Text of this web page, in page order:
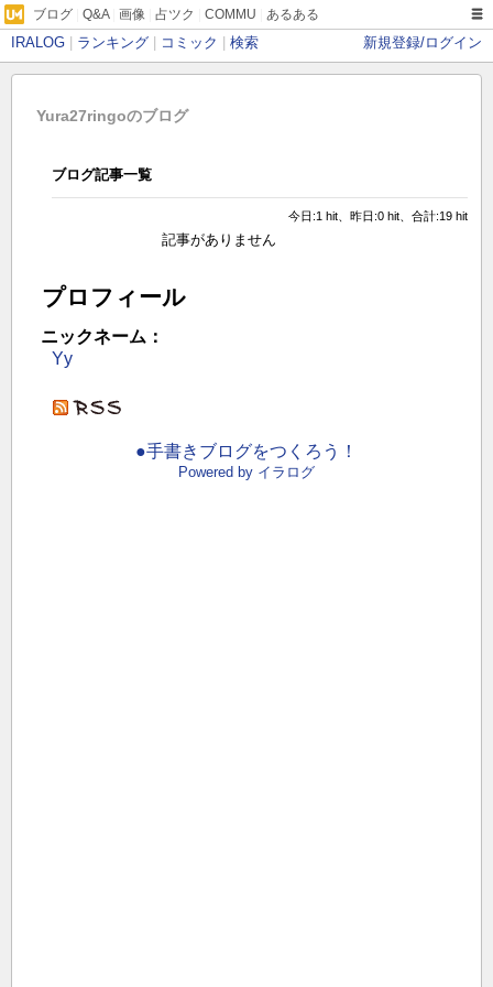
ブログ Q&A| 画像 占ツク COMMU あるある
IRALOG ランキング コミック 検索 新規登録/ログイン
Yura27ringoのブログ
ブログ記事一覧
今日:1 hit、昨日:0 hit、合計:19 hit
記事がありません
プロフィール
ニックネーム：
Yy
●手書きブログをつくろう！
Powered by イラログ